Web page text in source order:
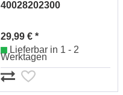
40028202300
29,99 € *
Lieferbar in 1 - 2
Werktagen